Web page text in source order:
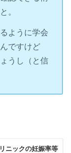
。
ように学会
ですけど
うし（と信
ニックの妊娠率等